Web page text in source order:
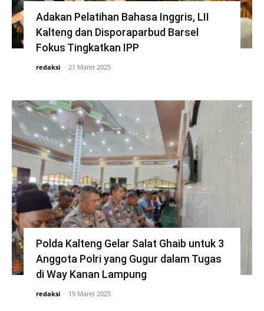
Adakan Pelatihan Bahasa Inggris, LII
Kalteng dan Disporaparbud Barsel
Fokus Tingkatkan IPP
redaksi - 21 Maret 2025
Polda Kalteng Gelar Salat Ghaib untuk 3
Anggota Polri yang Gugur dalam Tugas
di Way Kanan Lampung
redaksi - 19 Maret 2025